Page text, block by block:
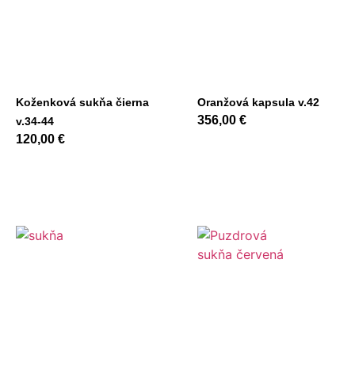
Koženková sukňa čierna
v.34-44
120,00 €
Oranžová kapsula v.42
356,00 €